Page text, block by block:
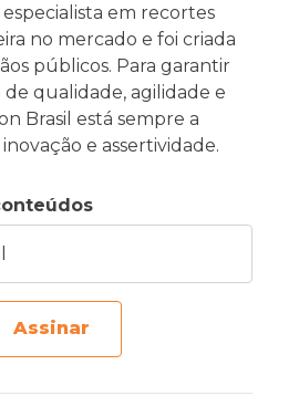
especialista em recortes
no mercado e foi criada
públicos. Para garantir
qualidade, agilidade e
Brasil está sempre a
e assertividade.
Assinar